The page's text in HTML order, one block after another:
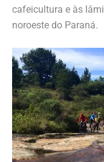
cafeicultura e às
noroeste do Paraná.